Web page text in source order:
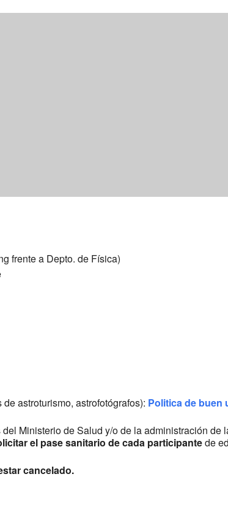
frente a Depto. de Física)
astroturismo, astrofotógrafos): Politica de buen
Ministerio de Salud y/o de la administración de
el pase sanitario de cada participantede
cancelado.